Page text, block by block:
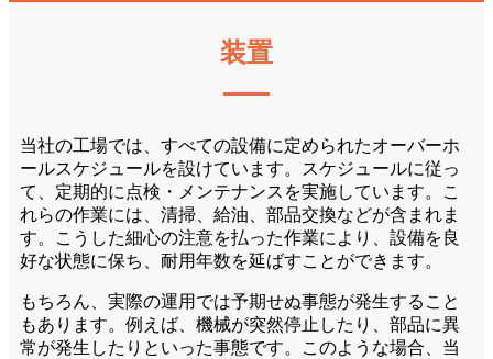
装置
当社の工場では、すべての設備に定められたオーバーホ
ールスケジュールを設けています。スケジュールに従っ
て、定期的に点検・メンテナンスを実施しています。こ
れらの作業には、清掃、給油、部品交換などが含まれま
す。こうした細心の注意を払った作業により、設備を良
好な状態に保ち、耐用年数を延ばすことができます。
もちろん、実際の運用では予期せぬ事態が発生すること
もあります。例えば、機械が突然停止したり、部品に異
常が発生したりといった事態です。このような場合、当